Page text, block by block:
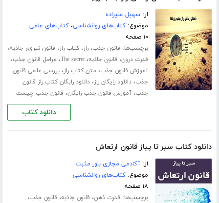
از:سهیل علیزاده
موضوع:کتاب‌های روانشناسی،کتاب‌های علمی
۱۰ صفحه
برچسب‌ها: قانون جذب،راز،کتاب راز، قانون نیروی جاذبه،
قدرت درون، قانون جاذبه،The secret، مراحل قانون جذب،
آموزش قانون جذب، متن کتاب راز،بررسی علمی قانون
جذب،دانلود رایگان راز،دانلود رایگان کتاب راز قانون
جذب،آموزش قانون جذب رایگان، قانون جذب چیست
دانلود کتاب
دانلود کتاب سیر تا پیاز قانون ارتعاش
از:آکادمی مجازی باور مثبت
موضوع:کتاب‌های روانشناسی
۱۸ صفحه
برچسب‌ها: قدرت ذهن، قانون جاذبه، قانون جذب،